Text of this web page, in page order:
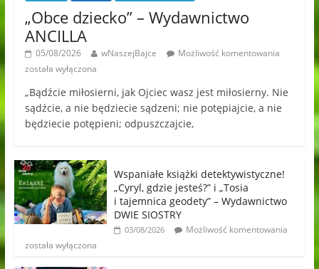
„Obce dziecko” – Wydawnictwo
ANCILLA
05/08/2026 wNaszejBajce
Możliwość komentowania
została wyłączona
„Bądźcie miłosierni, jak Ojciec wasz jest miłosierny. Nie
sądźcie, a nie będziecie sądzeni; nie potępiajcie, a nie
będziecie potępieni; odpuszczajcie,
Wspaniałe książki detektywistyczne!
„Cyryl, gdzie jesteś?” i „Tosia
i tajemnica geodety” – Wydawnictwo
DWIE SIOSTRY
03/08/2026
Możliwość komentowania
została wyłączona